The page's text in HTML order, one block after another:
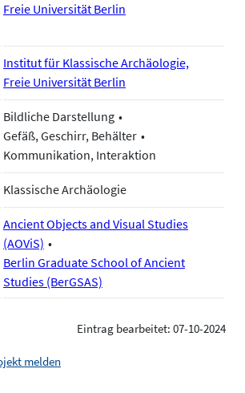
Freie Universität Berlin
Institut für Klassische Archäologie,
Freie Universität Berlin
Bildliche Darstellung
Gefäß, Geschirr, Behälter
Kommunikation, Interaktion
Klassische Archäologie
Ancient Objects and Visual Studies
(AOViS)
Berlin Graduate School of Ancient
Studies (BerGSAS)
Eintrag bearbeitet: 07-10-2024
melden